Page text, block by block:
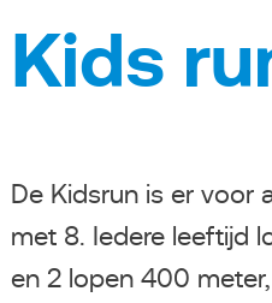
Kids
De Kidsrun is er voor
met 8. Iedere leeftijd
en 2 lopen 400